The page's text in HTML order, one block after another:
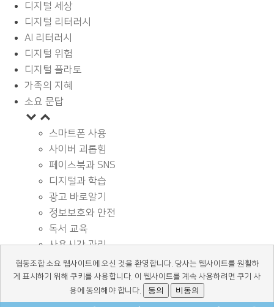
디지털 세상
디지털 리터러시
AI 리터러시
디지털 위험
디지털 플라토
가족의 지혜
소요 문답
스마트폰 사용
사이버 괴롭힘
페이스북과 SNS
디지털과 학습
광고 바로알기
정보보호와 안전
독서 교육
사용시간 관리
기타
디지털 상식
협동조합 소요 웹사이트에 오신 것을 환영합니다. 당사는 웹사이트를 원활하
게 표시하기 위해 쿠키를 사용합니다. 이 웹사이트를 계속 사용하려면 쿠기 사
용에 동의해야 합니다.
동의 비동의